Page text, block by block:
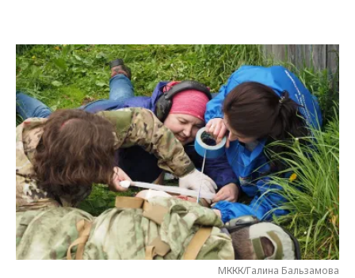
МККК/Галина Бальзамова